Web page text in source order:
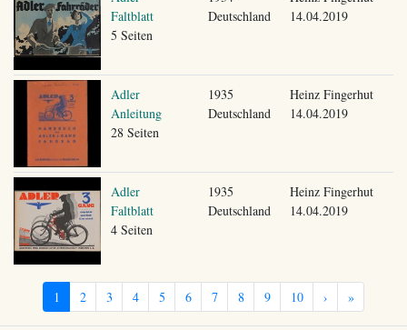
Faltblatt
5 Seiten
Deutschland
14.04.2019
Adler
Anleitung
28 Seiten
1935
Deutschland
Heinz Fingerhut
14.04.2019
Adler
Faltblatt
4 Seiten
1935
Deutschland
Heinz Fingerhut
14.04.2019
1 2 3 4 5 6 7 8 9 10 › »